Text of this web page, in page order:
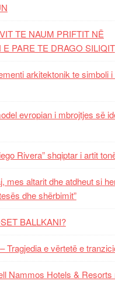
TE NAUM PRIFTIT NË
E PARE TE DRAGO SILIQIT
arkitektonik te simboli i
evropian i mbrojtjes së
Rivera” shqiptar i artit
mes altarit dhe atdheut si
dhe shërbimit”
BALLKANI?
Tragjedia e vërtetë e
Nammos Hotels & Resorts